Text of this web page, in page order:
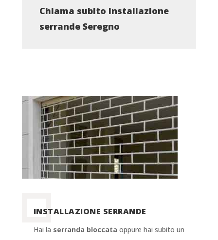
Chiama subito Installazione
serrande Seregno
INSTALLAZIONE SERRANDE
Hai la serranda bloccata oppure hai subito un